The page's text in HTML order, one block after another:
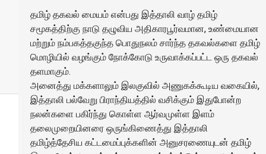
தமிழ் தகவல் மையம் என்பது இத்தாலி வாழ் தமிழ்
சமூகத்திற்கு நாடு தழுவிய அதிகாரபூர்வமான, உண்மையான
மற்றும் நம்பகத்தகுந்த பொதுநலம் சார்ந்த தகவல்களை தமிழ்
மொழியில் வழங்கும் நோக்கோடு உருவாக்கப்பட்ட ஒரு தகவல்
தளமாகும்.
அனைத்து மக்களாலும் இலகுவில் அணுகக்கூடிய வகையில்,
இத்தாலி பல்வேறு பிராந்தியத்தில் வசிக்கும் இதுபோன்ற
நலன்களை பகிர்ந்து கொள்ள ஆர்வமுள்ள இளம்
தலைமுறையினரை ஒருங்கிணைத்து இத்தாலி
தமிழ்த்தேசிய கட்டமைப்புக்களின் அனுசரணையுடன் தமிழ்